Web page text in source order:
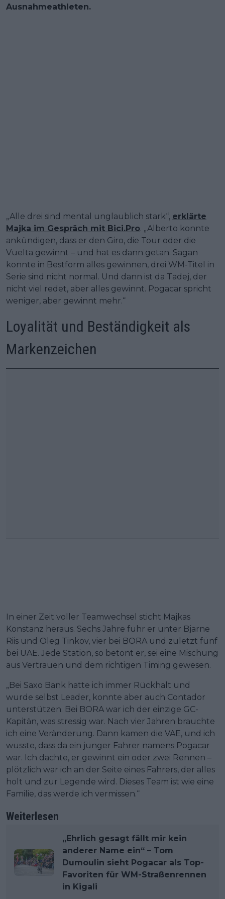
Ausnahmeathleten.
„Alle drei sind mental unglaublich stark“, erklärte
Majka im Gespräch mit Bici.Pro. „Alberto konnte
ankündigen, dass er den Giro, die Tour oder die
Vuelta gewinnt – und hat es dann getan. Sagan
konnte in Bestform alles gewinnen, drei WM-Titel in
Serie sind nicht normal. Und dann ist da Tadej, der
nicht viel redet, aber alles gewinnt. Pogacar spricht
weniger, aber gewinnt mehr.“
Loyalität und Beständigkeit als
Markenzeichen
In einer Zeit voller Teamwechsel sticht Majkas
Konstanz heraus. Sechs Jahre fuhr er unter Bjarne
Riis und Oleg Tinkov, vier bei BORA und zuletzt fünf
bei UAE. Jede Station, so betont er, sei eine Mischung
aus Vertrauen und dem richtigen Timing gewesen.
„Bei Saxo Bank hatte ich immer Rückhalt und
wurde selbst Leader, konnte aber auch Contador
unterstützen. Bei BORA war ich der einzige GC-
Kapitän, was stressig war. Nach vier Jahren brauchte
ich eine Veränderung. Dann kamen die VAE, und ich
wusste, dass da ein junger Fahrer namens Pogacar
war. Ich dachte, er gewinnt ein oder zwei Rennen –
plötzlich war ich an der Seite eines Fahrers, der alles
holt und zur Legende wird. Dieses Team ist wie eine
Familie, das werde ich vermissen.“
Weiterlesen
„Ehrlich gesagt fällt mir kein
anderer Name ein“ – Tom
Dumoulin sieht Pogacar als Top-
Favoriten für WM-Straßenrennen
in Kigali